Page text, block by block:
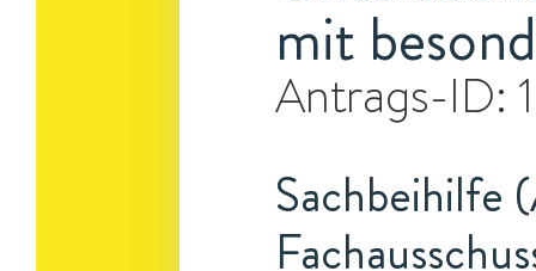
mit
Antrags-ID:
Sachbeihilfe